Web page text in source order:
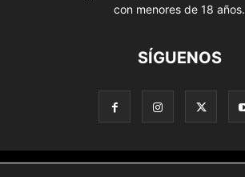
con menores de 18 años.
SÍGUENOS